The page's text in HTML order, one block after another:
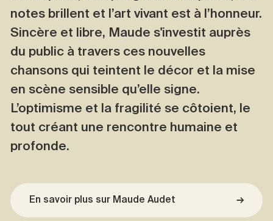
notes brillent et l’art vivant est à l’honneur.
Sincère et libre, Maude s'investit auprès
du public à travers ces nouvelles
chansons qui teintent le décor et la mise
en scène sensible qu’elle signe.
L’optimisme et la fragilité se côtoient, le
tout créant une rencontre humaine et
profonde.
En savoir plus sur Maude Audet →